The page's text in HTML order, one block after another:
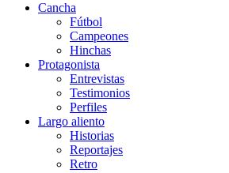
Cancha
Fútbol
Campeones
Hinchas
Protagonista
Entrevistas
Testimonios
Perfiles
Largo aliento
Historias
Reportajes
Retro